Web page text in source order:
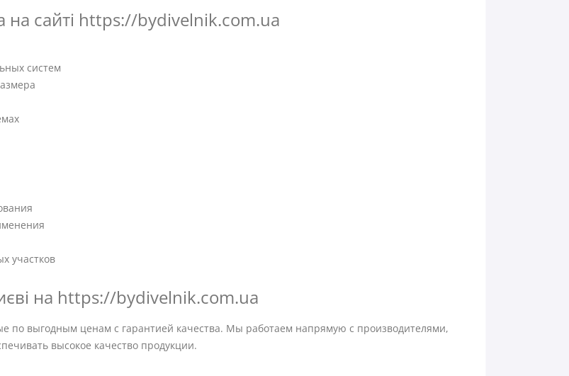
на сайті https://bydivelnik.com.ua
систем
участков
на https://bydivelnik.com.ua
по выгодным ценам с гарантией качества. Мы работаем напрямую с производителями,
высокое качество продукции.